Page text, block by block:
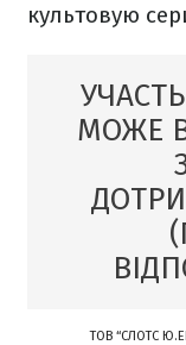
культовую
МОЖЕ
ТОВ “СЛОТС